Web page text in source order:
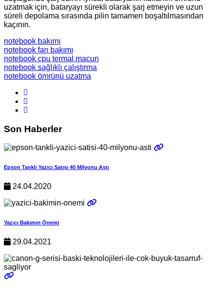
uzatmak için, bataryayı sürekli olarak şarj etmeyin ve uzun
süreli depolama sırasında pilin tamamen boşaltılmasından
kaçının.
notebook bakımı
notebook fan bakımı
notebook cpu termal macun
notebook sağlıklı çalıştırma
notebook ömrünü uzatma
Son Haberler
Epson Tanklı Yazıcı Satışı 40 Milyonu Aştı
24.04.2020
Yazıcı Bakımın Önemi
29.04.2021